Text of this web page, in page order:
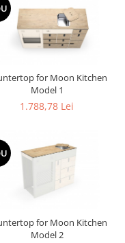
for Moon Kitchen
Model 1
1.788,78 Lei
for Moon Kitchen
Model 2